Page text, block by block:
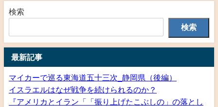
検索
検索
最新記事
マイカーで巡る東海道五十三次_静岡県（後編）
イスラエルはなぜ戦争を続けられるのか？
『アメリカとイラン「「振り上げたこぶしの」の落とし